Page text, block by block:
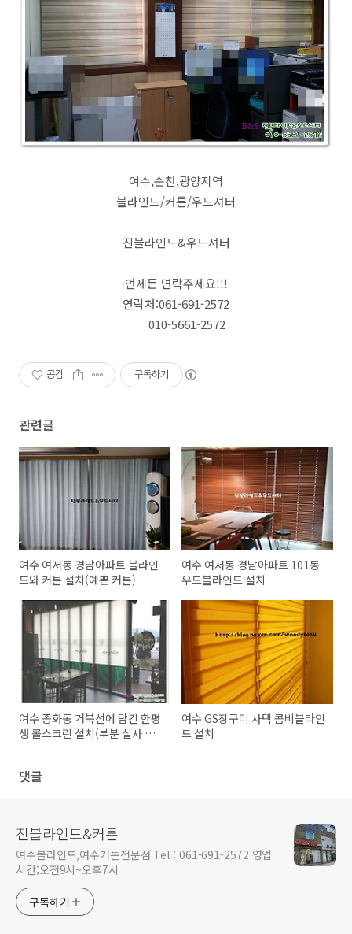
여수,순천,광양지역
블라인드/커튼/우드셔터
진블라인드&우드셔터
언제든 연락주세요!!!
연락처:061-691-2572
010-5661-2572
공감 구독하기
관련글
여수 여서동 경남아파트 블라인
드와 커튼 설치(예쁜 커튼)
여수 여서동 경남아파트 101동
우드블라인드 설치
여수 종화동 거북선에 담긴 한평
생 롤스크린 설치(부분 실사 롤
여수 GS장구미 사택 콤비블라인
드 설치
댓글
진블라인드&커튼
여수블라인드,여수커튼전문점 Tel : 061-691-2572 영업
시간;오전9시~오후7시
구독하기